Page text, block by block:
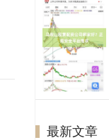
最新文章